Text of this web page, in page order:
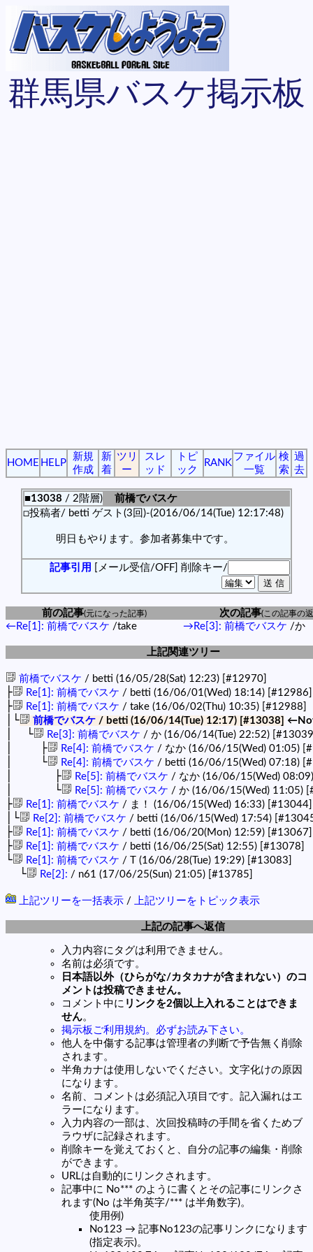
群馬県バスケ掲示板
HOME HELP
新規
作成
新
着
ツリ
ー
スレ
ッド
トピ
ック
RANK
ファイル
一覧
検
索
過
去
■13038 / 2階層)
前橋でバスケ
□投稿者/ betti ゲスト(3回)-(2016/06/14(Tue) 12:17:48)
明日もやります。参加者募集中です。
記事引用 [メール受信/OFF] 削除キー/
前の記事(元になった記事) 次の記事(この記事の
←Re[1]: 前橋でバスケ /take →Re[3]: 前橋でバスケ /か
上記関連ツリー
前橋でバスケ / betti (16/05/28(Sat) 12:23) [#12970]
├ Re[1]: 前橋でバスケ / betti (16/06/01(Wed) 18:14) [#12986]
├ Re[1]: 前橋でバスケ / take (16/06/02(Thu) 10:35) [#12988]
│└ 前橋でバスケ / betti (16/06/14(Tue) 12:17) [#13038]
│ └ Re[3]: 前橋でバスケ / か (16/06/14(Tue) 22:52)
│ ├ Re[4]: 前橋でバスケ / なか (16/06/15(Wed) 01:05)
│ └ Re[4]: 前橋でバスケ / betti (16/06/15(Wed) 07:18)
│ ├ Re[5]: 前橋でバスケ / なか (16/06/15(Wed)
│ └ Re[5]: 前橋でバスケ / か (16/06/15(Wed) 11:05)
├ Re[1]: 前橋でバスケ / ま！ (16/06/15(Wed) 16:33) [#13044]
│└ Re[2]: 前橋でバスケ / betti (16/06/15(Wed) 17:54)
├ Re[1]: 前橋でバスケ / betti (16/06/20(Mon) 12:59) [#13067]
├ Re[1]: 前橋でバスケ / betti (16/06/25(Sat) 12:55) [#13078]
└ Re[1]: 前橋でバスケ / T (16/06/28(Tue) 19:29) [#13083]
└ Re[2]: / n61 (17/06/25(Sun) 21:05) [#13785]
上記ツリーを一括表示 / 上記ツリーをトピック表示
上記の記事へ返信
入力内容にタグは利用できません。
名前は必須です。
日本語以外（ひらがな/カタカナが含まれない）のコ
メントは投稿できません。
コメント中に リンクを2個以上入れることはできま
せん。
掲示板ご利用規約。必ずお読み下さい。
他人を中傷する記事は管理者の判断で予告無く削除
されます。
半角カナは使用しないでください。文字化けの原因
になります。
名前、コメントは必須記入項目です。記入漏れはエ
ラーになります。
入力内容の一部は、次回投稿時の手間を省くためブ
ラウザに記録されます。
削除キーを覚えておくと、自分の記事の編集・削除
ができます。
URLは自動的にリンクされます。
記事中に No*** のように書くとその記事にリンクさ
れます(No は半角英字/*** は半角数字)。
使用例)
No123 → 記事No123の記事リンクになります
(指定表示)。